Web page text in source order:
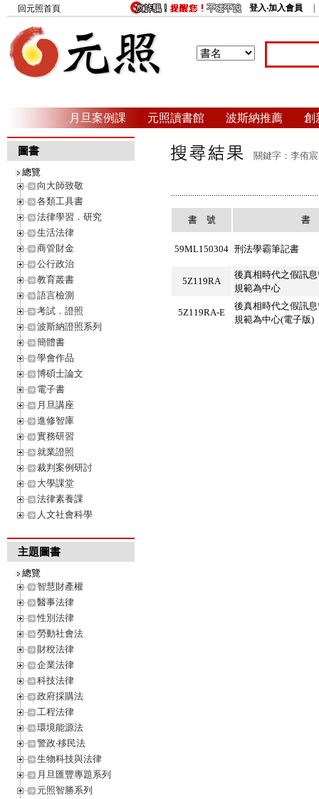
回元照首頁 登入‧加入會員
月旦案例課 元照讀書館 波斯納推薦 創
圖書
總覽
向大師致敬
各類工具書
法律學習．研究
生活法律
商管財金
公行政治
教育叢書
語言檢測
考試．證照
波斯納證照系列
簡體書
學會作品
博碩士論文
電子書
月旦講座
進修智庫
實務研習
就業證照
裁判案例研討
大學課堂
法律素養課
人文社會科學
主題圖書
總覽
智慧財產權
醫事法律
性別法律
勞動社會法
財稅法律
企業法律
科技法律
政府採購法
工程法律
環境能源法
警政‧移民法
生物科技與法律
月旦匯豐專題系列
元照智勝系列
關鍵字：李侑
書 號 書
59ML150304 刑法學霸筆記書
5Z119RA
後真相時代之假訊
規範為中心
5Z119RA-E
後真相時代之假訊
規範為中心(電子版)